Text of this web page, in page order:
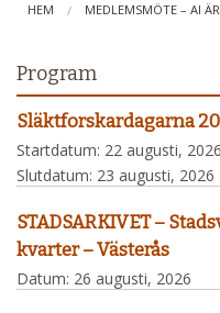
HEM MEDLEMSMÖTE – AI
Program
Släktforskardagarna
Startdatum: 22 augusti, 2026
Slutdatum: 23 augusti, 2026
STADSARKIVET –
kvarter – Västerås
Datum: 26 augusti, 2026